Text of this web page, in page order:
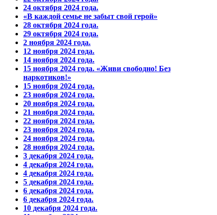
24 октября 2024 года.
«В каждой семье не забыт свой герой»
28 октября 2024 года.
29 октября 2024 года.
2 ноября 2024 года.
12 ноября 2024 года.
14 ноября 2024 года.
15 ноября 2024 года. «Живи свободно! Без
наркотиков!»
15 ноября 2024 года.
23 ноября 2024 года.
20 ноября 2024 года.
21 ноября 2024 года.
22 ноября 2024 года.
23 ноября 2024 года.
24 ноября 2024 года.
28 ноября 2024 года.
3 декабря 2024 года.
4 декабря 2024 года.
4 декабря 2024 года.
5 декабря 2024 года.
6 декабря 2024 года.
6 декабря 2024 года.
10 декабря 2024 года.